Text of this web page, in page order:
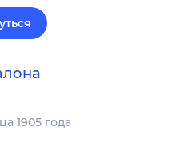
1905 года